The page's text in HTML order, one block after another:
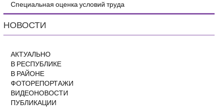
Специальная оценка условий труда
НОВОСТИ
АКТУАЛЬНО
В РЕСПУБЛИКЕ
В РАЙОНЕ
ФОТОРЕПОРТАЖИ
ВИДЕОНОВОСТИ
ПУБЛИКАЦИИ